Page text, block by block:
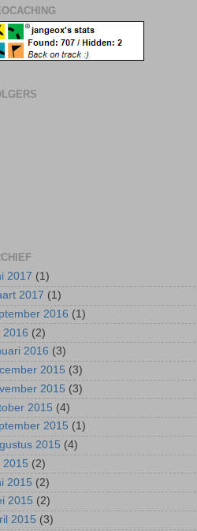
2017 (1)
2017 (1)
2016 (1)
2016 (2)
2016 (3)
2015 (3)
2015 (3)
2015 (4)
2015 (1)
2015 (4)
2015 (2)
2015 (2)
2015 (2)
2015 (3)